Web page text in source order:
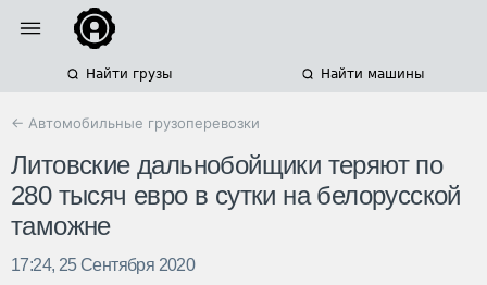
Найти грузы Найти машины
← Автомобильные грузоперевозки
Литовские дальнобойщики теряют по
280 тысяч евро в сутки на белорусской
таможне
17:24, 25 Сентября 2020